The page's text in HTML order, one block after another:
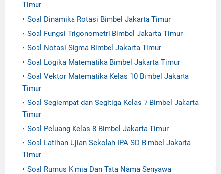
Timur
Soal Dinamika Rotasi Bimbel Jakarta Timur
Soal Fungsi Trigonometri Bimbel Jakarta Timur
Soal Notasi Sigma Bimbel Jakarta Timur
Soal Logika Matematika Bimbel Jakarta Timur
Soal Vektor Matematika Kelas 10 Bimbel Jakarta
Timur
Soal Segiempat dan Segitiga Kelas 7 Bimbel Jakarta
Timur
Soal Peluang Kelas 8 Bimbel Jakarta Timur
Soal Latihan Ujian Sekolah IPA SD Bimbel Jakarta
Timur
Soal Rumus Kimia Dan Tata Nama Senyawa